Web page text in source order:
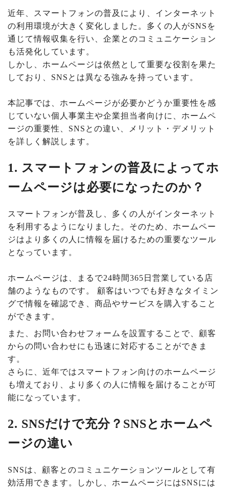
近年、スマートフォンの普及により、インターネット
の利用環境が大きく変化しました。多くの人がSNSを
通じて情報収集を行い、企業とのコミュニケーション
も活発化しています。
しかし、ホームページは依然として重要な役割を果た
しており、SNSとは異なる強みを持っています。
本記事では、ホームページが必要かどうか重要性を感
じていない個人事業主や企業担当者向けに、ホームペ
ージの重要性、SNSとの違い、メリット・デメリット
を詳しく解説します。
1. スマートフォンの普及によってホ
ームページは必要になったのか？
スマートフォンが普及し、多くの人がインターネット
を利用するようになりました。そのため、ホームペー
ジはより多くの人に情報を届けるための重要なツール
となっています。
ホームページは、まるで24時間365日営業している店
舗のようなものです。 顧客はいつでも好きなタイミン
グで情報を確認でき、商品やサービスを購入すること
ができます。
また、お問い合わせフォームを設置することで、顧客
からの問い合わせにも迅速に対応することができま
す。
さらに、近年ではスマートフォン向けのホームページ
も増えており、より多くの人に情報を届けることが可
能になっています。
2. SNSだけで充分？SNSとホームペ
ージの違い
SNSは、顧客とのコミュニケーションツールとして有
効活用できます。しかし、ホームページにはSNSには